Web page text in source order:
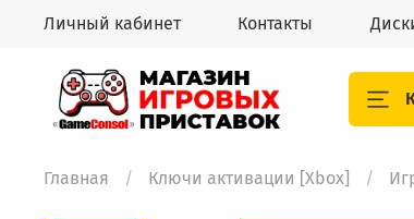
Личный кабинет Контакты
Главная Ключи активации [Xbox]